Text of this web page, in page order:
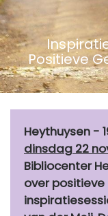
Positieve
Heythuysen -
dinsdag 22
Bibliocenter
over